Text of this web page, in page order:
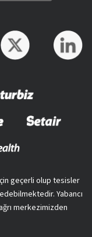
geçerli olup tesisler
Yabancı
merkezimizden